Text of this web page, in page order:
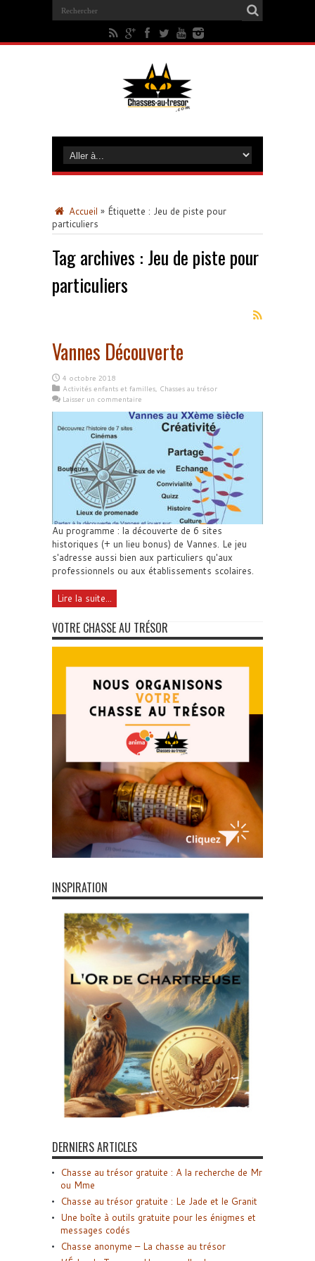
Accueil » Étiquette : Jeu de piste pour
particuliers
Tag archives : Jeu de piste pour
particuliers
Vannes Découverte
4 octobre 2018
Activités enfants et familles, Chasses au trésor
Laisser un commentaire
Au programme : la découverte de 6 sites
historiques (+ un lieu bonus) de Vannes. Le jeu
s'adresse aussi bien aux particuliers qu'aux
professionnels ou aux établissements scolaires.
Lire la suite...
VOTRE CHASSE AU TRÉSOR
INSPIRATION
DERNIERS ARTICLES
Chasse au trésor gratuite : A la recherche de Mr
ou Mme
Chasse au trésor gratuite : Le Jade et le Granit
Une boîte à outils gratuite pour les énigmes et
messages codés
Chasse anonyme – La chasse au trésor